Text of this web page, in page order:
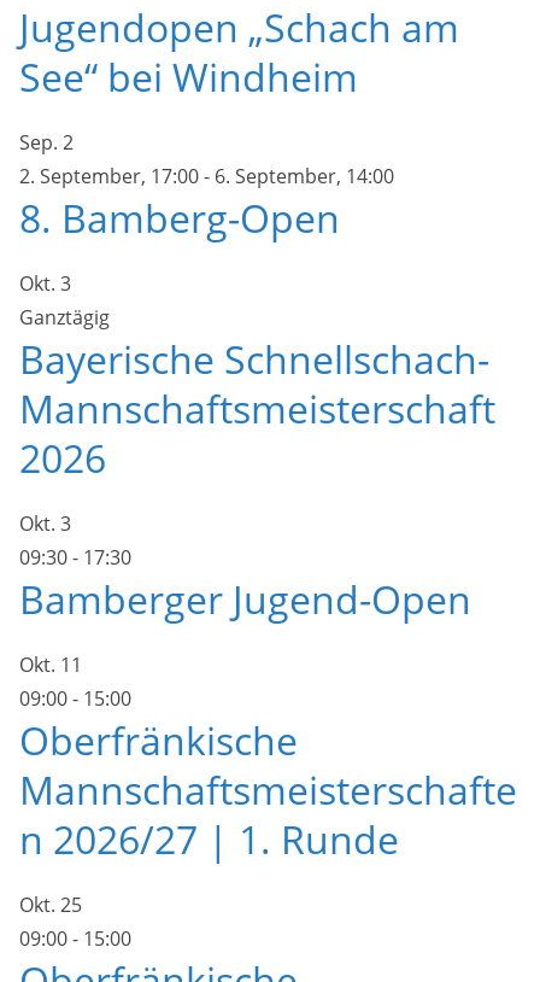
Jugendopen „Schach am
See“ bei Windheim
Sep. 2
2. September, 17:00- 6. September, 14:00
8. Bamberg-Open
Okt. 3
Ganztägig
Bayerische Schnellschach-
Mannschaftsmeisterschaft
2026
Okt. 3
09:30- 17:30
Bamberger Jugend-Open
Okt. 11
09:00- 15:00
Oberfränkische
Mannschaftsmeisterschafte
n 2026/27 | 1. Runde
Okt. 25
09:00- 15:00